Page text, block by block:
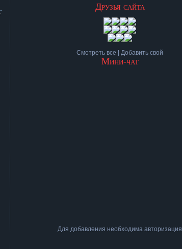
Друзья сайта
Cмотреть все Добавить свой
Мини-чат
Для добавления необходима авторизация